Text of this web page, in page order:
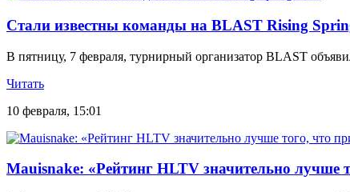
Стали известны команды на BLAST Rising
В пятницу, 7 февраля, турнирный организатор BLAST
Читать
10 февраля, 15:01
Mauisnake: «Рейтинг HLTV значительно лучше